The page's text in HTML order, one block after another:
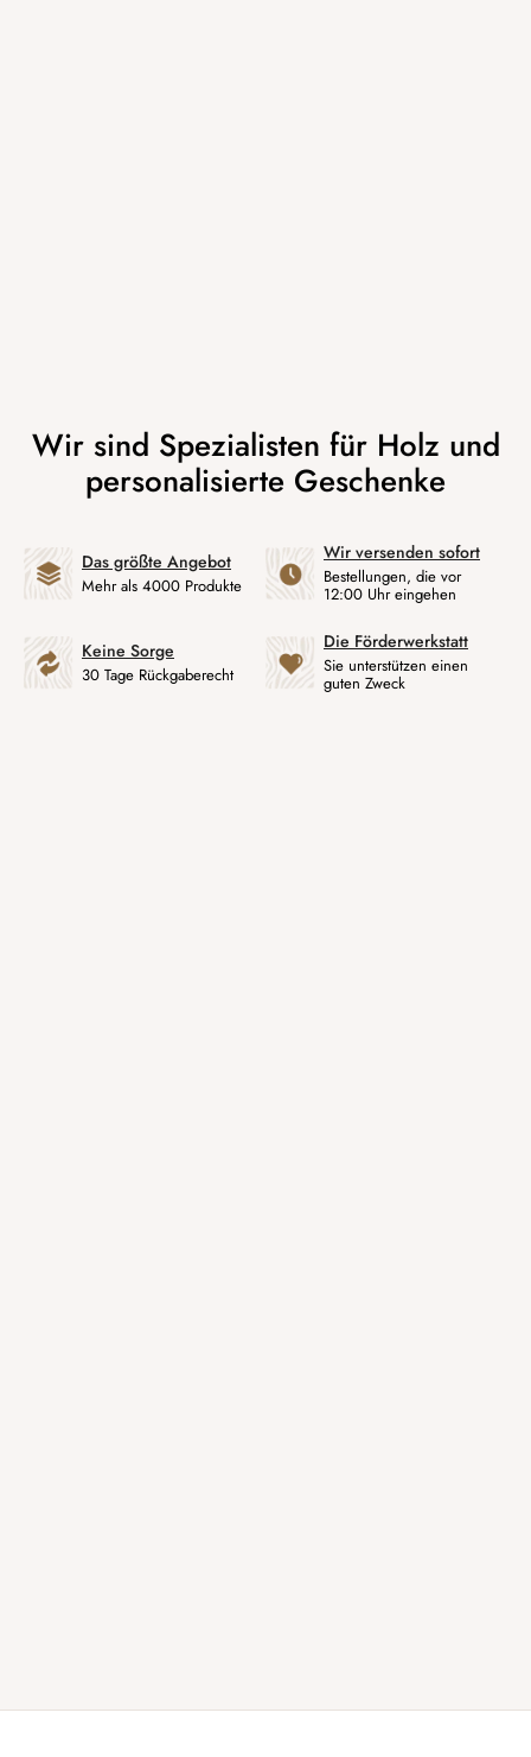
Das größte Angebot
Mehr als 4000 Produkte
Wir versenden sofort
Bestellungen, die vor
12:00 Uhr eingehen
Keine Sorge
30 Tage Rückgaberecht
Die Förderwerkstatt
Sie unterstützen einen
guten Zweck